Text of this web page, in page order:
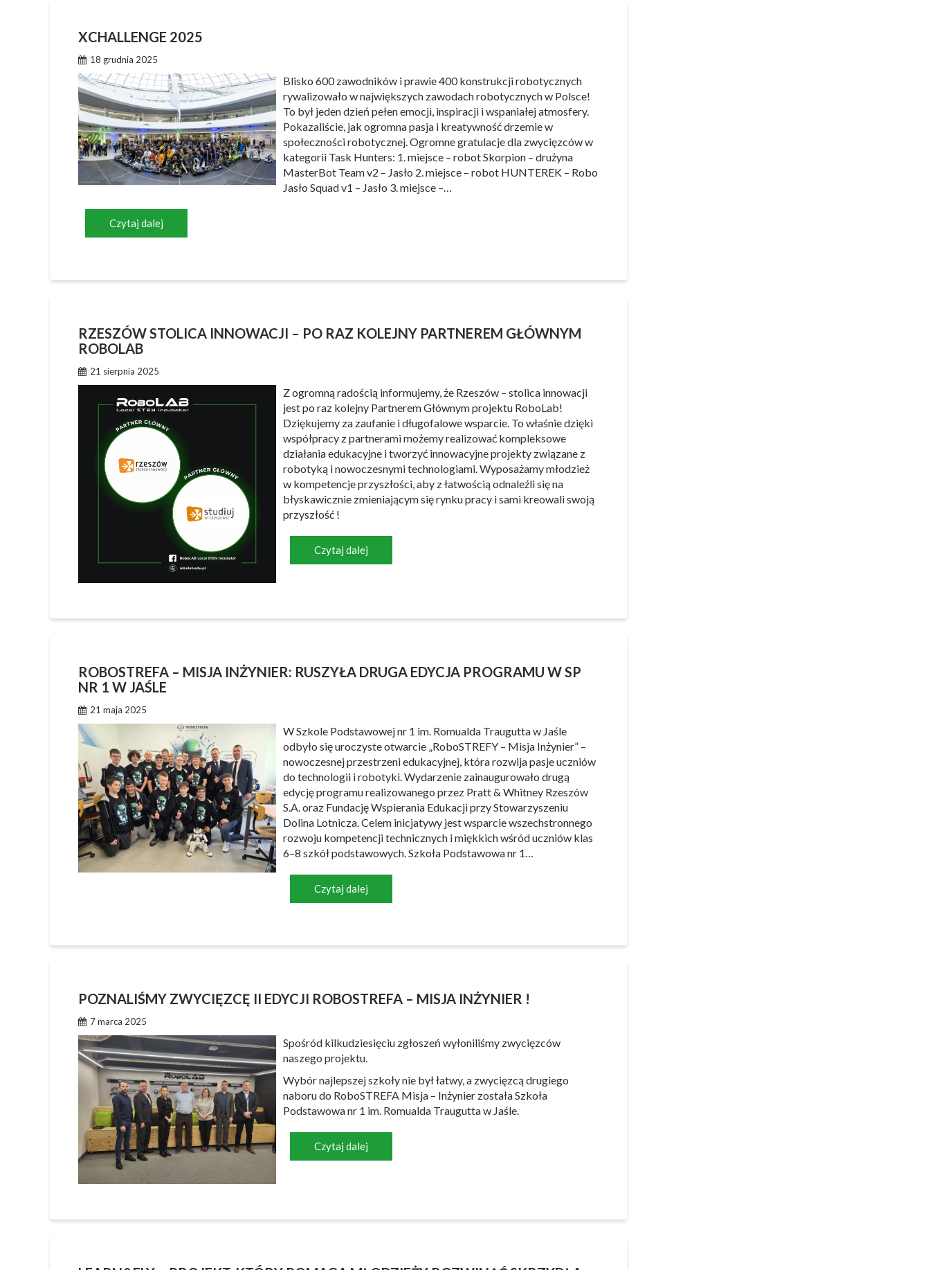
XCHALLENGE 2025
18 grudnia 2025
Blisko 600 zawodników i prawie 400 konstrukcji robotycznych
rywalizowało w największych zawodach robotycznych w Polsce!
To był jeden dzień pełen emocji, inspiracji i wspaniałej atmosfery.
Pokazaliście, jak ogromna pasja i kreatywność drzemie w
społeczności robotycznej. Ogromne gratulacje dla zwycięzców w
kategorii Task Hunters: 1. miejsce – robot Skorpion – drużyna
MasterBot Team v2 – Jasło 2. miejsce – robot HUNTEREK – Robo
Jasło Squad v1 – Jasło 3. miejsce –…
Czytaj dalej
RZESZÓW STOLICA INNOWACJI – PO RAZ KOLEJNY PARTNEREM GŁÓWNYM
ROBOLAB
21 sierpnia 2025
Z ogromną radością informujemy, że Rzeszów – stolica innowacji
jest po raz kolejny Partnerem Głównym projektu RoboLab!
Dziękujemy za zaufanie i długofalowe wsparcie. To właśnie dzięki
współpracy z partnerami możemy realizować kompleksowe
działania edukacyjne i tworzyć innowacyjne projekty związane z
robotyką i nowoczesnymi technologiami. Wyposażamy młodzież
w kompetencje przyszłości, aby z łatwością odnaleźli się na
błyskawicznie zmieniającym się rynku pracy i sami kreowali swoją
przyszłość !
Czytaj dalej
ROBOSTREFA – MISJA INŻYNIER: RUSZYŁA DRUGA EDYCJA PROGRAMU W SP
NR 1 W JAŚLE
21 maja 2025
W Szkole Podstawowej nr 1 im. Romualda Traugutta w Jaśle
odbyło się uroczyste otwarcie „RoboSTREFY – Misja Inżynier” –
nowoczesnej przestrzeni edukacyjnej, która rozwija pasje uczniów
do technologii i robotyki. Wydarzenie zainaugurowało drugą
edycję programu realizowanego przez Pratt & Whitney Rzeszów
S.A. oraz Fundację Wspierania Edukacji przy Stowarzyszeniu
Dolina Lotnicza. Celem inicjatywy jest wsparcie wszechstronnego
rozwoju kompetencji technicznych i miękkich wśród uczniów klas
6–8 szkół podstawowych. Szkoła Podstawowa nr 1…
Czytaj dalej
POZNALIŚMY ZWYCIĘZCĘ II EDYCJI ROBOSTREFA – MISJA INŻYNIER !
7 marca 2025
Spośród kilkudziesięciu zgłoszeń wyłoniliśmy zwycięzców
naszego projektu.
Wybór najlepszej szkoły nie był łatwy, a zwycięzcą drugiego
naboru do RoboSTREFA Misja – Inżynier została Szkoła
Podstawowa nr 1 im. Romualda Traugutta w Jaśle.
Czytaj dalej